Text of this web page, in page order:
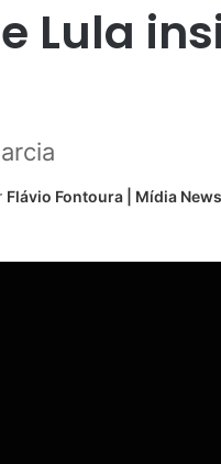
Lula
Flávio Fontoura | Mídia